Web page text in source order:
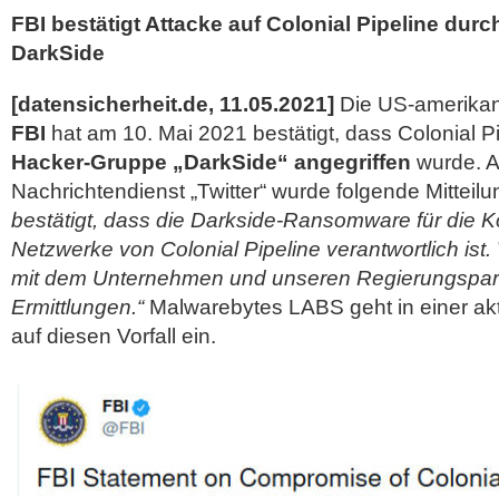
FBI bestätigt Attacke auf Colonial Pipeline
DarkSide
[datensicherheit.de, 11.05.2021] Die US-
FBI hat am 10. Mai 2021 bestätigt, dass Colonial
Hacker-Gruppe „DarkSide“ angegriffen wurde.
Nachrichtendienst „Twitter“ wurde folgende
bestätigt, dass die Darkside-Ransomware für die
Netzwerke von Colonial Pipeline verantwortlich ist.
mit dem Unternehmen und unseren
Ermittlungen.“Malwarebytes LABS geht in einer
auf diesen Vorfall ein.